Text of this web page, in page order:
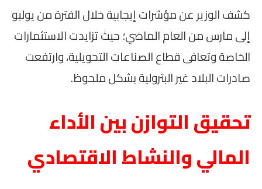
كشف الوزير عن مؤشرات إيجابية خلال الفترة من يوليو
إلى مارس من العام الماضي؛ حيث تزايدت الاستثمارات
الخاصة وتعافى قطاع الصناعات التحويلية، وارتفعت
صادرات البلاد غير البترولية بشكل ملحوظ.
تحقيق التوازن بين الأداء
المالي والنشاط الاقتصادي